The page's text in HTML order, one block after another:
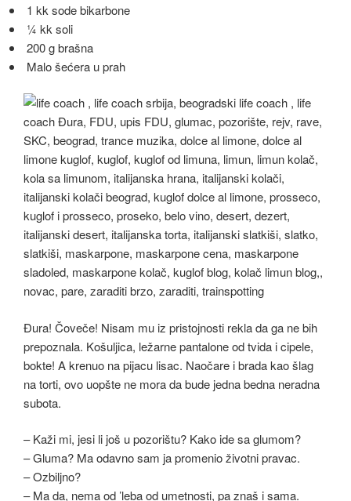
1 kk sode bikarbone
¼ kk soli
200 g brašna
Malo šećera u prah
Đura! Čoveče! Nisam mu iz pristojnosti rekla da ga ne bih
prepoznala. Košuljica, ležarne pantalone od tvida i cipele,
bokte! A krenuo na pijacu lisac. Naočare i brada kao šlag
na torti, ovo uopšte ne mora da bude jedna bedna neradna
subota.
– Kaži mi, jesi li još u pozorištu? Kako ide sa glumom?
– Gluma? Ma odavno sam ja promenio životni pravac.
– Ozbiljno?
– Ma da, nema od ’leba od umetnosti, pa znaš i sama.